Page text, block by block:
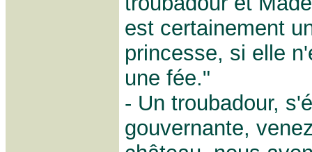
est certainement
princesse, si elle
une fée."
- Un troubadour,
gouvernante,